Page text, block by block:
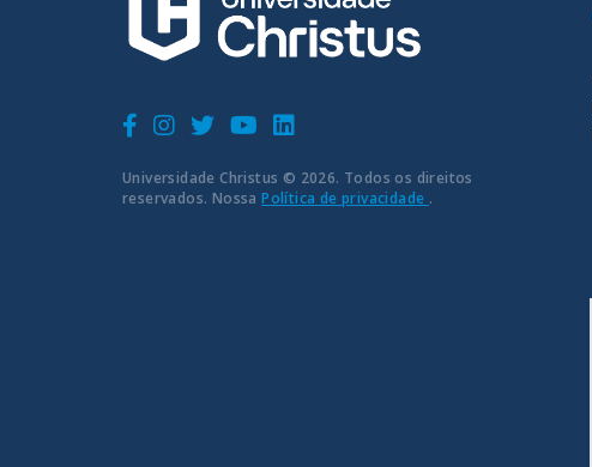
Universidade Christus © 2026. Todos os direitos
reservados. NossaPolítica de privacidade .